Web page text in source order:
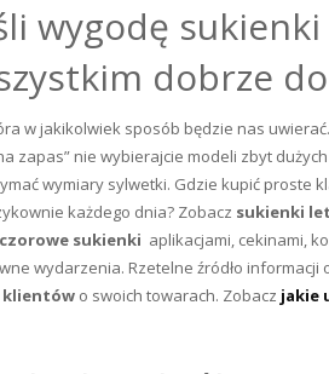
wygodę
dobrze
w jakikolwiek sposób będzie nas
zapas” nie wybierajcie modeli zbyt
wymiary sylwetki. Gdzie kupić proste
każdego dnia? Zobacz sukienki
sukienki aplikacjami, cekinami,
wydarzenia. Rzetelne źródło
klientów o swoich towarach. Zobacz jakie